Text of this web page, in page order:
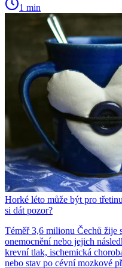
1 min
Horké léto může být pro
si dát pozor?
Téměř 3,6 milionu Čechů žije
onemocnění nebo jejich
krevní tlak, ischemická
nebo stav po cévní mozkové